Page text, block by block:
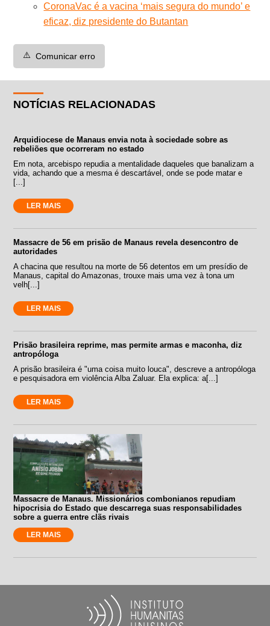
CoronaVac é a vacina ‘mais segura do mundo’ e
eficaz, diz presidente do Butantan
⚠️ Comunicar erro
NOTÍCIAS RELACIONADAS
Arquidiocese de Manaus envia nota à sociedade sobre as
rebeliões que ocorreram no estado
Em nota, arcebispo repudia a mentalidade daqueles que banalizam a
vida, achando que a mesma é descartável, onde se pode matar e
[...]
LER MAIS
Massacre de 56 em prisão de Manaus revela desencontro de
autoridades
A chacina que resultou na morte de 56 detentos em um presídio de
Manaus, capital do Amazonas, trouxe mais uma vez à tona um
velh[...]
LER MAIS
Prisão brasileira reprime, mas permite armas e maconha, diz
antropóloga
A prisão brasileira é "uma coisa muito louca", descreve a antropóloga
e pesquisadora em violência Alba Zaluar. Ela explica: a[...]
LER MAIS
Massacre de Manaus. Missionários combonianos repudiam
hipocrisia do Estado que descarrega suas responsabilidades
sobre a guerra entre clãs rivais
LER MAIS